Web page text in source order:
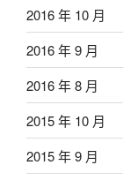
2016 年 10 月
2016 年 9 月
2016 年 8 月
2015 年 10 月
2015 年 9 月